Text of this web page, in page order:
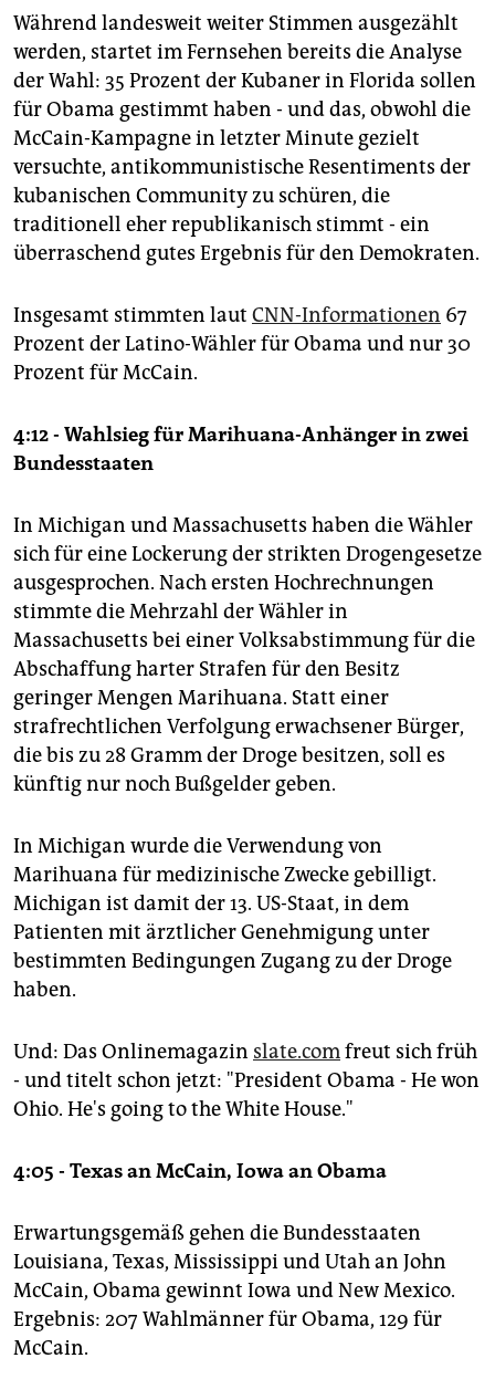
Während landesweit weiter Stimmen ausgezählt
werden, startet im Fernsehen bereits die Analyse
der Wahl: 35 Prozent der Kubaner in Florida sollen
für Obama gestimmt haben - und das, obwohl die
McCain-Kampagne in letzter Minute gezielt
versuchte, antikommunistische Resentiments der
kubanischen Community zu schüren, die
traditionell eher republikanisch stimmt - ein
überraschend gutes Ergebnis für den Demokraten.
Insgesamt stimmten laut CNN-Informationen 67
Prozent der Latino-Wähler für Obama und nur 30
Prozent für McCain.
4:12 - Wahlsieg für Marihuana-Anhänger in zwei
Bundesstaaten
In Michigan und Massachusetts haben die Wähler
sich für eine Lockerung der strikten Drogengesetze
ausgesprochen. Nach ersten Hochrechnungen
stimmte die Mehrzahl der Wähler in
Massachusetts bei einer Volksabstimmung für die
Abschaffung harter Strafen für den Besitz
geringer Mengen Marihuana. Statt einer
strafrechtlichen Verfolgung erwachsener Bürger,
die bis zu 28 Gramm der Droge besitzen, soll es
künftig nur noch Bußgelder geben.
In Michigan wurde die Verwendung von
Marihuana für medizinische Zwecke gebilligt.
Michigan ist damit der 13. US-Staat, in dem
Patienten mit ärztlicher Genehmigung unter
bestimmten Bedingungen Zugang zu der Droge
haben.
Und: Das Onlinemagazin slate.comfreut sich früh
- und titelt schon jetzt: "President Obama - He won
Ohio. He's going to the White House."
4:05 - Texas an McCain, Iowa an Obama
Erwartungsgemäß gehen die Bundesstaaten
Louisiana, Texas, Mississippi und Utah an John
McCain, Obama gewinnt Iowa und New Mexico.
Ergebnis: 207 Wahlmänner für Obama, 129 für
McCain.